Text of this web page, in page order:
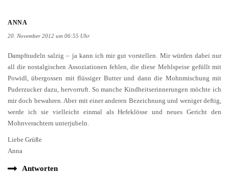
ANNA
20. November 2012 um 06:55 Uhr
Dampfnudeln salzig – ja kann ich mir gut vorstellen. Mir würden dabei nur
all die nostalgischen Assoziationen fehlen, die diese Mehlspeise gefüllt mit
Powidl, übergossen mit flüssiger Butter und dann die Mohnmischung mit
Puderzucker dazu, hervorruft. So manche Kindheitserinnerungen möchte ich
mir doch bewahren. Aber mit einer anderen Bezeichnung und weniger deftig,
werde ich sie vielleicht einmal als Hefeklösse und neues Gericht den
Mohnverachtern unterjubeln.
Liebe Grüße
Anna
Antworten